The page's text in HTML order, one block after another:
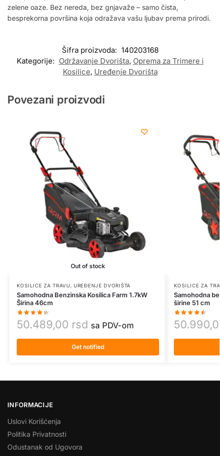
zelene oaze. Bez nereda, bez gnjavaže – samo čista,
besprekorna površina koja odražava vašu ljubav prema prirodi.
Šifra proizvoda: 140203168
Kategorije: Održavanje Dvorišta, Oprema za Trimere i
Kosilice, Uređenje Dvorišta
Povezani proizvodi
Out of stock
KOSILICE ZA TRAVU,UREĐENJE DVORIŠTA
Samohodna Benzinska Kosilica Farm 1.7kW
Širina 46cm
50.489,00 rsd sa PDV-om
Get notified
KOSILICE ZA
Samohodna
širine 51 cm
INFORMACIJE
Uslovi Korišćenja
Politika Privatnosti
Odustanak od Ugovora